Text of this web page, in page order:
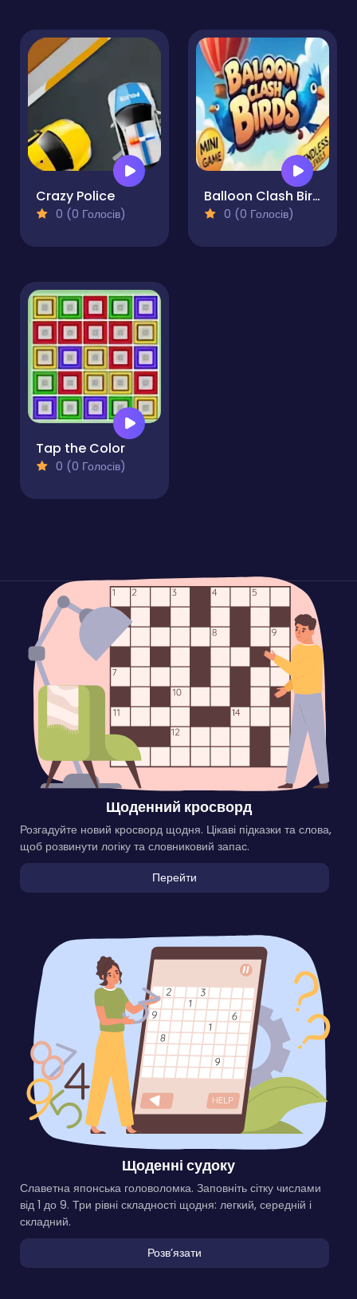
Crazy Police
0 (0 Голосів)
Balloon Clash Birds
0 (0 Голосів)
Tap the Color
0 (0 Голосів)
Щоденний кросворд
Розгадуйте новий кросворд щодня. Цікаві підказки та слова,
щоб розвинути логіку та словниковий запас.
Перейти
Щоденні судоку
Славетна японська головоломка. Заповніть сітку числами
від 1 до 9. Три рівні складності щодня: легкий, середній і
складний.
Розвʼязати